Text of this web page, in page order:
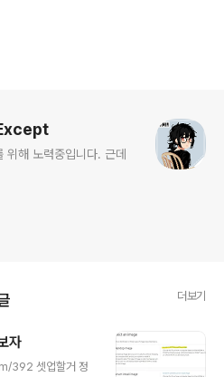
해 노력중입니다. 근데
더보기
자
셋업할거 정